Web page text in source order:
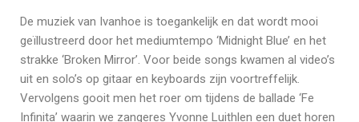
De muziek van Ivanhoe is toegankelijk en dat wordt mooi
geïllustreerd door het mediumtempo ‘Midnight Blue’ en het
strakke ‘Broken Mirror’. Voor beide songs kwamen al video’s
uit en solo’s op gitaar en keyboards zijn voortreffelijk.
Vervolgens gooit men het roer om tijdens de ballade ‘Fe
Infinita’ waarin we zangeres Yvonne Luithlen een duet horen